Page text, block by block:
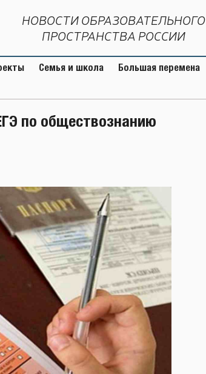
НОВОСТИ ОБРАЗОВАТЕЛЬНОГО
ПРОСТРАНСТВА РОССИИ
Семья и школа Большая перемена
по обществознанию